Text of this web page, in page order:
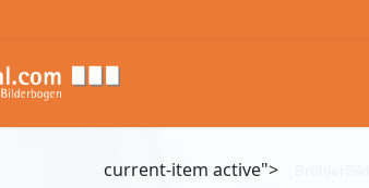
current-item active">